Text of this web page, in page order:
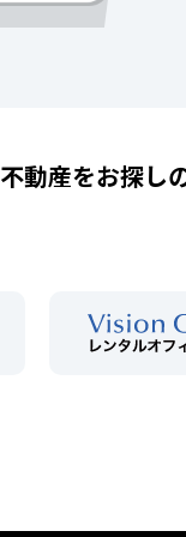
不動産をお探し